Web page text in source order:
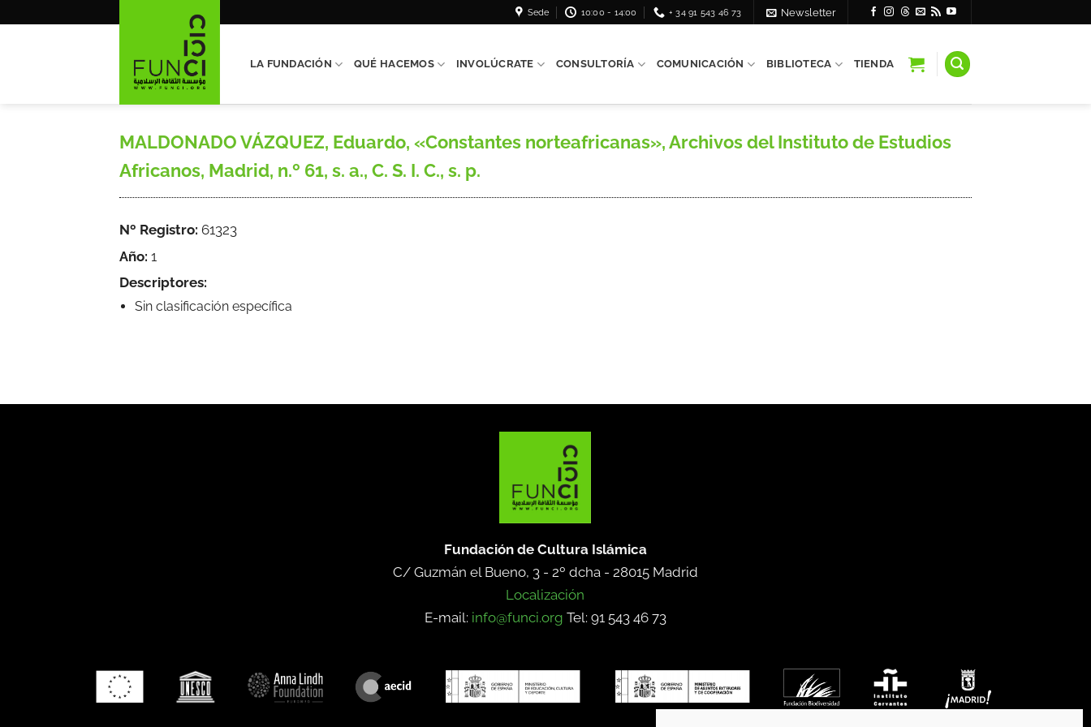
Sede 10:00 - 14:00 + 34 91 543 46 73 Newsletter
LA FUNDACIÓN QUÉ HACEMOS INVOLÚCRATE CONSULTORÍA COMUNICACIÓN BIBLIOTECA TIENDA
MALDONADO VÁZQUEZ, Eduardo, «Constantes norteafricanas», Archivos del Instituto de Estudios
Africanos, Madrid, n.º 61, s. a., C. S. I. C., s. p.
Nº Registro: 61323
Año: 1
Descriptores:
Sin clasificación específica
Fundación de Cultura Islámica
C/ Guzmán el Bueno, 3 - 2º dcha - 28015 Madrid
Localización
E-mail: info@funci.org Tel: 91 543 46 73